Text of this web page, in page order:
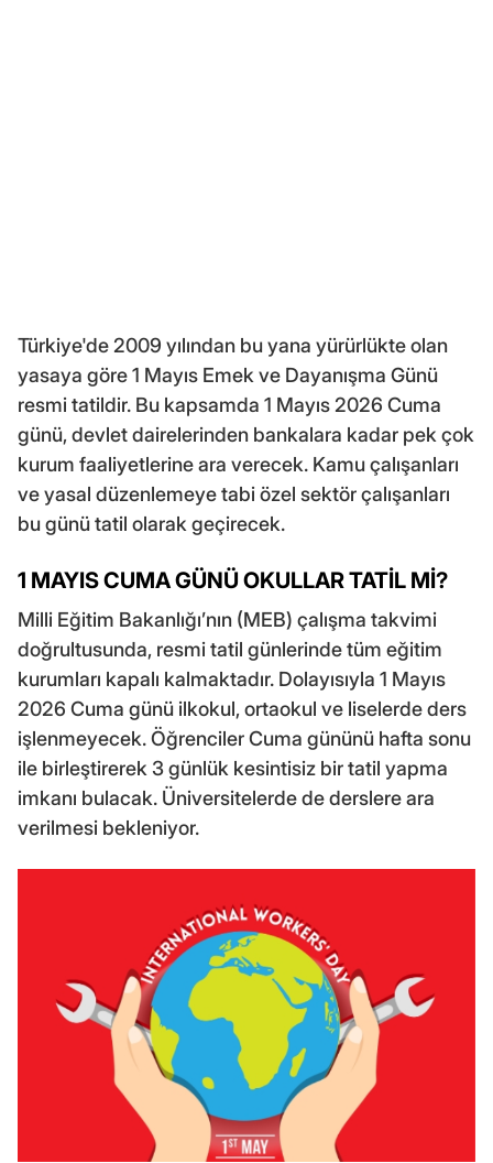
Türkiye'de 2009 yılından bu yana yürürlükte olan
yasaya göre 1 Mayıs Emek ve Dayanışma Günü
resmi tatildir. Bu kapsamda 1 Mayıs 2026 Cuma
günü, devlet dairelerinden bankalara kadar pek çok
kurum faaliyetlerine ara verecek. Kamu çalışanları
ve yasal düzenlemeye tabi özel sektör çalışanları
bu günü tatil olarak geçirecek.
1 MAYIS CUMA GÜNÜ OKULLAR TATİL Mİ?
Milli Eğitim Bakanlığı’nın (MEB) çalışma takvimi
doğrultusunda, resmi tatil günlerinde tüm eğitim
kurumları kapalı kalmaktadır. Dolayısıyla 1 Mayıs
2026 Cuma günü ilkokul, ortaokul ve liselerde ders
işlenmeyecek. Öğrenciler Cuma gününü hafta sonu
ile birleştirerek 3 günlük kesintisiz bir tatil yapma
imkanı bulacak. Üniversitelerde de derslere ara
verilmesi bekleniyor.